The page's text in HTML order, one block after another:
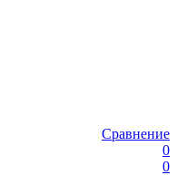
Сравнение
0
0